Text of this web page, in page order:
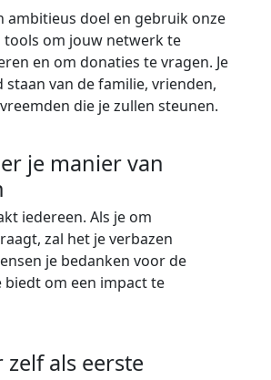
ambitieus doel en gebruik onze
tools om jouw netwerk te
en om donaties te vragen. Je
staan van de familie, vrienden,
vreemden die je zullen steunen.
je manier van
iedereen. Als je om
zal het je verbazen
je bedanken voor de
biedt om een impact te
zelf als eerste